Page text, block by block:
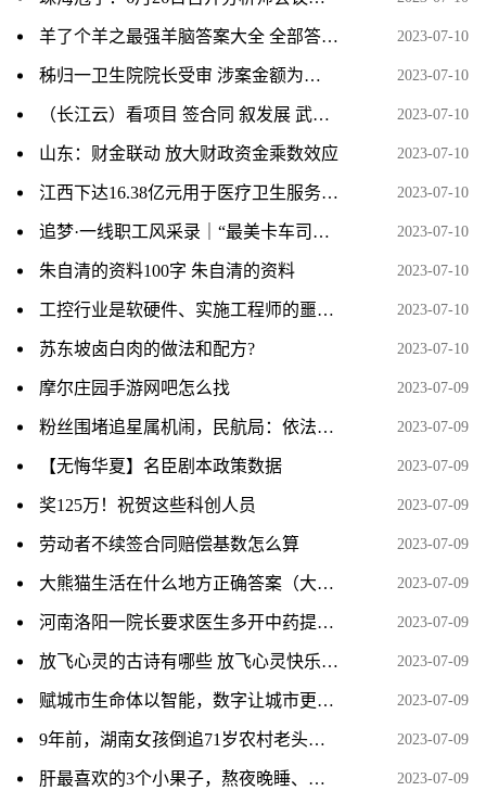
羊了个羊之最强羊脑答案大全 全部答题题库答案汇总[多图] 2023-07-10
秭归一卫生院院长受审 涉案金额为… 2023-07-10
（长江云）看项目 签合同 叙发展 武汉市咸安商会回乡考察 2023-07-10
山东：财金联动 放大财政资金乘数效应 2023-07-10
江西下达16.38亿元用于医疗卫生服务体系建设 2023-07-10
追梦·一线职工风采录｜“最美卡车司机”的暖心事 2023-07-10
朱自清的资料100字 朱自清的资料 2023-07-10
工控行业是软硬件、实施工程师的噩梦？了解后您就知道为什么了！ 2023-07-10
苏东坡卤白肉的做法和配方? 2023-07-10
摩尔庄园手游网吧怎么找 2023-07-09
粉丝围堵追星属机闹，民航局：依法从严从快从重打击机闹 2023-07-09
【无悔华夏】名臣剧本政策数据 2023-07-09
奖125万！祝贺这些科创人员 2023-07-09
劳动者不续签合同赔偿基数怎么算 2023-07-09
大熊猫生活在什么地方正确答案（大熊猫生活在什么地方） 2023-07-09
河南洛阳一院长要求医生多开中药提升收入 已被停职调查 2023-07-09
放飞心灵的古诗有哪些 放飞心灵快乐成长有关的诗句 2023-07-09
赋城市生命体以智能，数字让城市更美好 2023-07-09
9年前，湖南女孩倒追71岁农村老头，结婚后生下一子，现状如何？ 2023-07-09
肝最喜欢的3个小果子，熬夜晚睡、用眼多、操心的人尤其需要 2023-07-09